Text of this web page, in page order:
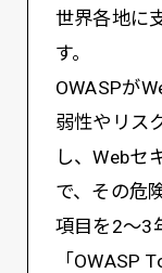
世界各地に
す。
OWASPが
弱性やリス
し、Webセ
で、その危
項目を2～3
「OWASP